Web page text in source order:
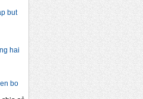
but
hai
bo